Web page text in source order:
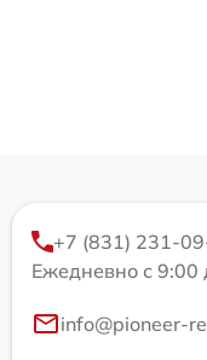
+7 (831) 231-
Ежедневно с 9:00
info@pioneer-